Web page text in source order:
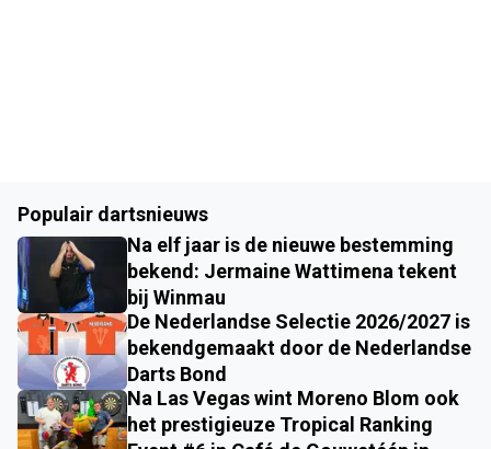
Populair dartsnieuws
Na elf jaar is de nieuwe bestemming
bekend: Jermaine Wattimena tekent
bij Winmau
De Nederlandse Selectie 2026/2027 is
bekendgemaakt door de Nederlandse
Darts Bond
Na Las Vegas wint Moreno Blom ook
het prestigieuze Tropical Ranking